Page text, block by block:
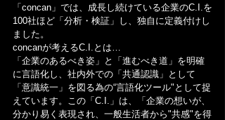
「concan」では、成長し続けている企業のC.I.を
100社ほど「分析・検証」し、独自に定義付けし
ました。
concanが考えるC.I.とは…
「企業のあるべき姿」と「進むべき道」を明確
に言語化し、社内外での「共通認識」として
「意識統一」を図る為の“言語化ツール"として捉
えています。この「C.I.」は、「企業の想いが、
分かり易く表現され、一般生活者から"共感"を得